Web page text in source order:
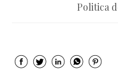
Politica